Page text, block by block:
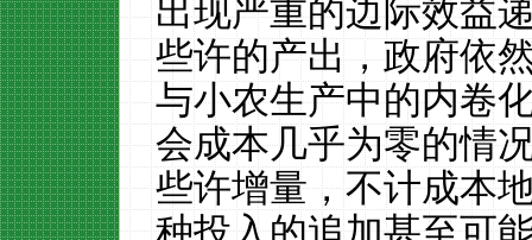
出现严重的边际效益
些许的产出，政府依
与小农生产中的内卷
会成本几乎为零的情
些许增量，不计成本